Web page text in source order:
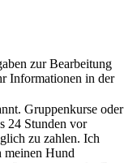
zur Bearbeitung
Informationen in der
Gruppenkurse oder
24 Stunden vor
zu zahlen. Ich
meinen Hund